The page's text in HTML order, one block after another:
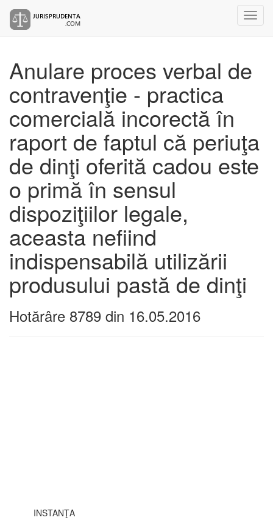
Anulare proces verbal de
contravenţie - practica
comercială incorectă în
raport de faptul că periuţa
de dinţi oferită cadou este
o primă în sensul
dispoziţiilor legale,
aceasta nefiind
indispensabilă utilizării
produsului pastă de dinţi
Hotărâre 8789 din 16.05.2016
INSTANŢA